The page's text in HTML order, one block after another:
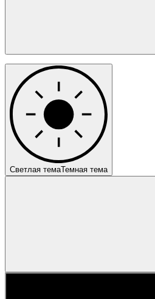
Светлая темаТемная тема